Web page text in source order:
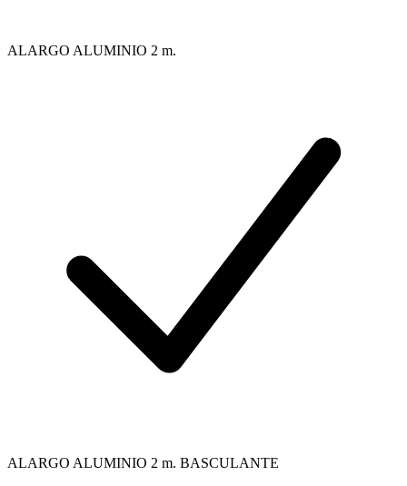
ALARGO ALUMINIO 2 m.
ALARGO ALUMINIO 2 m. BASCULANTE